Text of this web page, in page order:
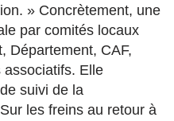
» Concrètement, une
par comités locaux
Département, CAF,
associatifs. Elle
suivi de la
les freins au retour à